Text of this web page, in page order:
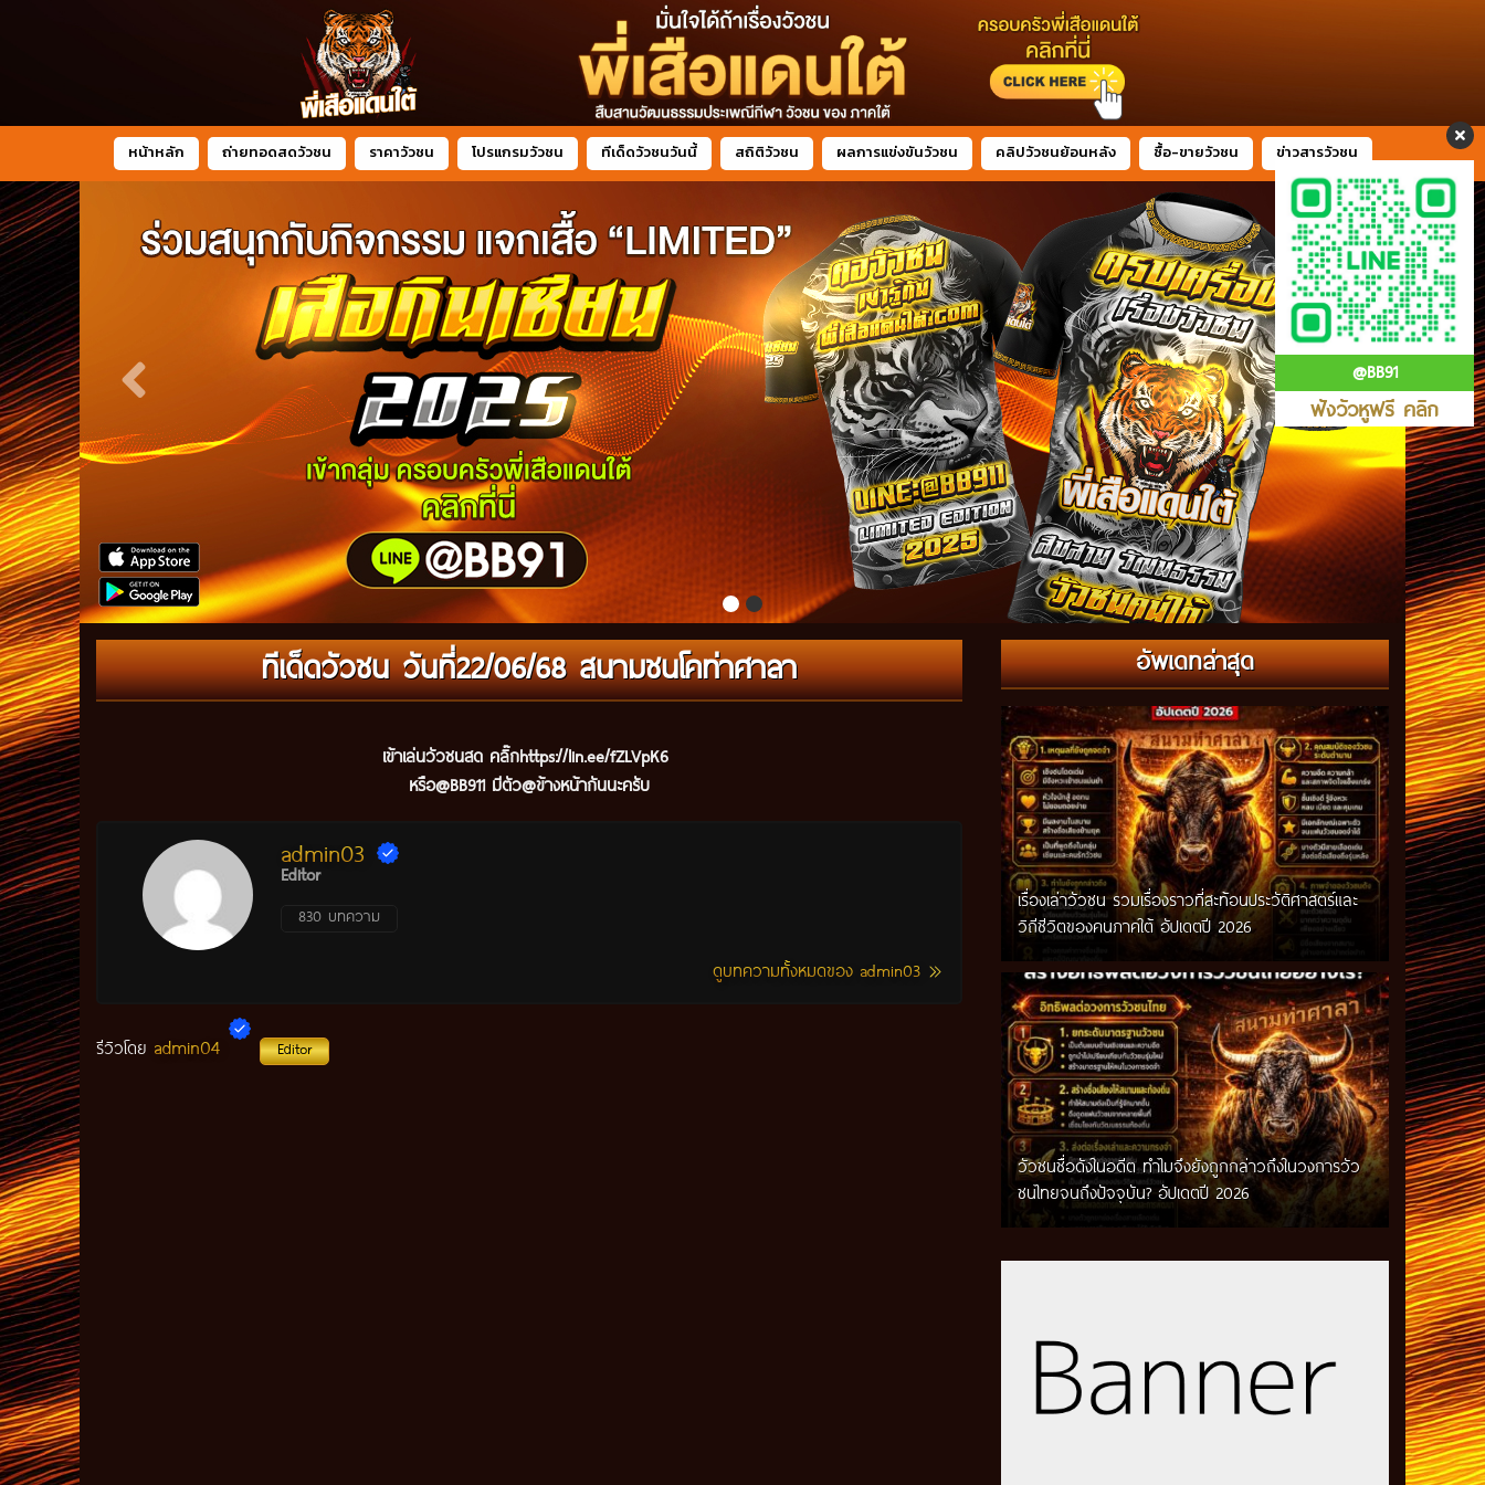
@BB91
ฟังวัวหูฟรี คลิก
หน้าหลัก ถ่ายทอดสดวัวชน ราคาวัวชน โปรแกรมวัวชน ทีเด็ดวัวชนวันนี้ สถิติวัวชน ผลการแข่งขันวัวชน คลิปวัวชนย้อนหลัง ซื้อ-ขายวัวชน ข่าวสารวัวชน
ทีเด็ดวัวชน วันที่22/06/68 สนามชนโคท่าศาลา
เข้าเล่นวัวชนสด คลิ๊กhttps://lin.ee/fZLVpK6
หรือ@BB911 มีตัว@ข้างหน้ากันนะครับ
admin03
Editor
830 บทความ
ดูบทความทั้งหมดของ admin03
รีวิวโดย admin04 Editor
อัพเดทล่าสุด
เรื่องเล่าวัวชน รวมเรื่องราวที่สะท้อนประวัติศาสตร์และ
วิถีชีวิตของคนภาคใต้ อัปเดตปี 2026
วัวชนชื่อดังในอดีต ทำไมจึงยังถูกกล่าวถึงในวงการวัว
ชนไทยจนถึงปัจจุบัน? อัปเดตปี 2026
กติกาวัวชนสมัยก่อน วิถีการแข่งขันดั้งเดิมที่สืบทอด
ผ่านภูมิปัญญาท้องถิ่น อัปเดตปี 2026